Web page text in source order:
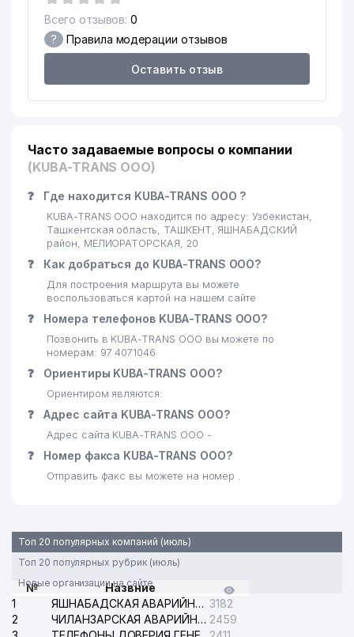
Всего отзывов: 0
? Правила модерации отзывов
Оставить отзыв
Часто задаваемые вопросы о компании
(KUBA-TRANS ООО)
❓ Где находится KUBA-TRANS ООО ?
KUBA-TRANS ООО находится по адресу: Узбекистан,
Ташкентская область, ТАШКЕНТ, ЯШНАБАДСКИЙ
район, МЕЛИОРАТОРСКАЯ, 20
❓ Как добраться до KUBA-TRANS ООО?
Для построения маршрута вы можете
воспользоваться картой на нашем сайте
❓ Номера телефонов KUBA-TRANS ООО?
Позвонить в KUBA-TRANS ООО вы можете по
номерам: 97 4071046
❓ Ориентиры KUBA-TRANS ООО?
Ориентиром являются:
❓ Адрес сайта KUBA-TRANS ООО?
Адрес сайта KUBA-TRANS ООО -
❓ Номер факса KUBA-TRANS ООО?
Отправить факс вы можете на номер .
Топ 20 популярных компаний (июль)
Топ 20 популярных рубрик (июль)
Новые организации на сайте
№
Назвние
1
ЯШНАБАДСКАЯ АВАРИЙНАЯ СЛУЖБА ЭЛЕКТРОСЕТИ 3182
2
ЧИЛАНЗАРСКАЯ АВАРИЙНАЯ СЛУЖБА ЭЛЕКТРОСЕТИ 2459